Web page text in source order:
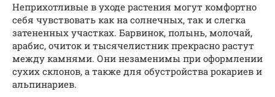
Неприхотливые в уходе растения могут комфортно
себя чувствовать как на солнечных, так и слегка
затененных участках. Барвинок, полынь, молочай,
арабис, очиток и тысячелистник прекрасно растут
между камнями. Они незаменимы при оформлении
сухих склонов, а также для обустройства рокариев и
альпинариев.